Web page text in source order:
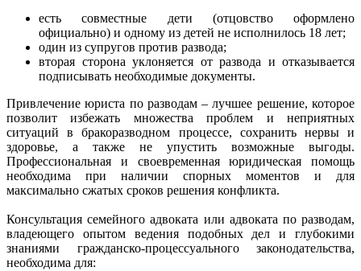
есть совместные дети (отцовство оформлено
официально) и одному из детей не исполнилось 18 лет;
один из супругов против развода;
вторая сторона уклоняется от развода и отказывается
подписывать необходимые документы.
Привлечение юриста по разводам – лучшее решение, которое
позволит избежать множества проблем и неприятных
ситуаций в бракоразводном процессе, сохранить нервы и
здоровье, а также не упустить возможные выгоды.
Профессиональная и своевременная юридическая помощь
необходима при наличии спорных моментов и для
максимально сжатых сроков решения конфликта.
Консультация семейного адвоката или адвоката по разводам,
владеющего опытом ведения подобных дел и глубокими
знаниями гражданско-процессуального законодательства,
необходима для: